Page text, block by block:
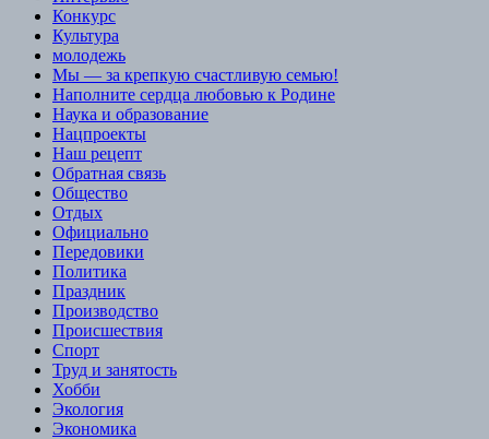
Конкурс
Культура
молодежь
Мы — за крепкую счастливую семью!
Наполните сердца любовью к Родине
Наука и образование
Нацпроекты
Наш рецепт
Обратная связь
Общество
Отдых
Официально
Передовики
Политика
Праздник
Производство
Происшествия
Спорт
Труд и занятость
Хобби
Экология
Экономика